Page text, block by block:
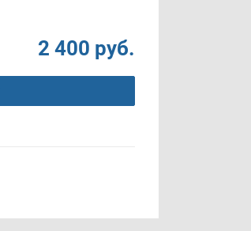
2 400 руб.